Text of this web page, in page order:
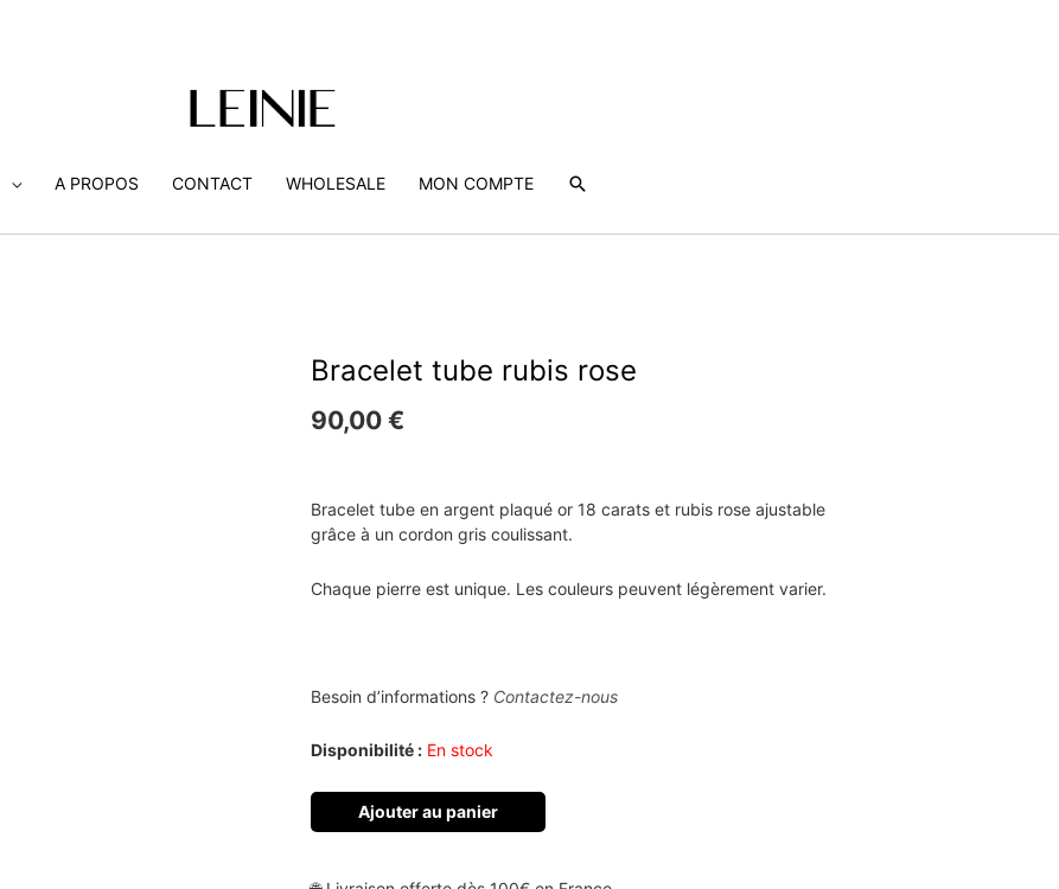
A PROPOS CONTACT WHOLESALE MON COMPTE Rechercher
Bracelet tube rubis rose
90,00 €
Bracelet tube en argent plaqué or 18 carats et rubis rose ajustable
grâce à un cordon gris coulissant.
Chaque pierre est unique. Les couleurs peuvent légèrement varier.
Besoin d’informations ? Contactez-nous
Disponibilité : En stock
Ajouter au panier